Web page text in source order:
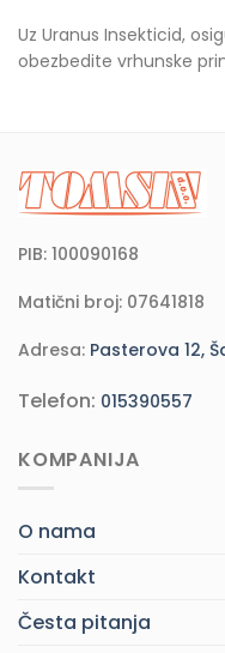
Uz Uranus Insekticid,
obezbedite vrhunske
PIB: 100090168
Matični broj: 07641818
Adresa: Pasterova 12,
Telefon: 015390557
KOMPANIJA
O nama
Kontakt
Česta pitanja